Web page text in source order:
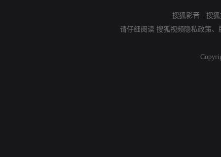
搜狐影音 - 搜
请仔细阅读 搜狐视频隐私政策、